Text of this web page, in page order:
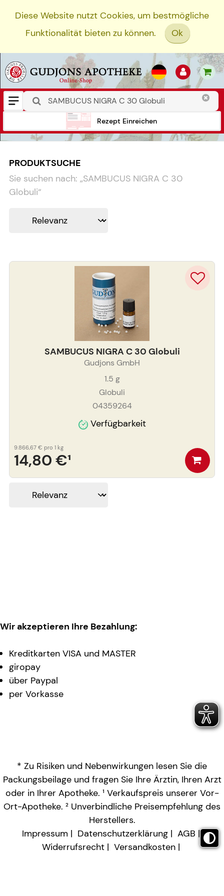
Diese Website nutzt Cookies, um bestmögliche
Funktionalität bieten zu können.
Ok
Rezept Einreichen
PRODUKTSUCHE
Sie suchen nach: „SAMBUCUS NIGRA C 30
Globuli“
SAMBUCUS NIGRA C 30 Globuli
Gudjons GmbH
1.5 g
Globuli
04359264
Verfügbarkeit
14,80 €¹
9.866,67 € pro 1 kg
Wir akzeptieren Ihre Bezahlung:
Kreditkarten VISA und MASTER
giropay
über Paypal
per Vorkasse
* Zu Risiken und Nebenwirkungen lesen Sie die
Packungsbeilage und fragen Sie Ihre Ärztin, Ihren Arzt
oder in Ihrer Apotheke. ¹ Verkaufspreis unserer Vor-
Ort-Apotheke. ² Unverbindliche Preisempfehlung des
Herstellers.
Impressum
Datenschutzerklärung
AGB
Widerrufsrecht
Versandkosten